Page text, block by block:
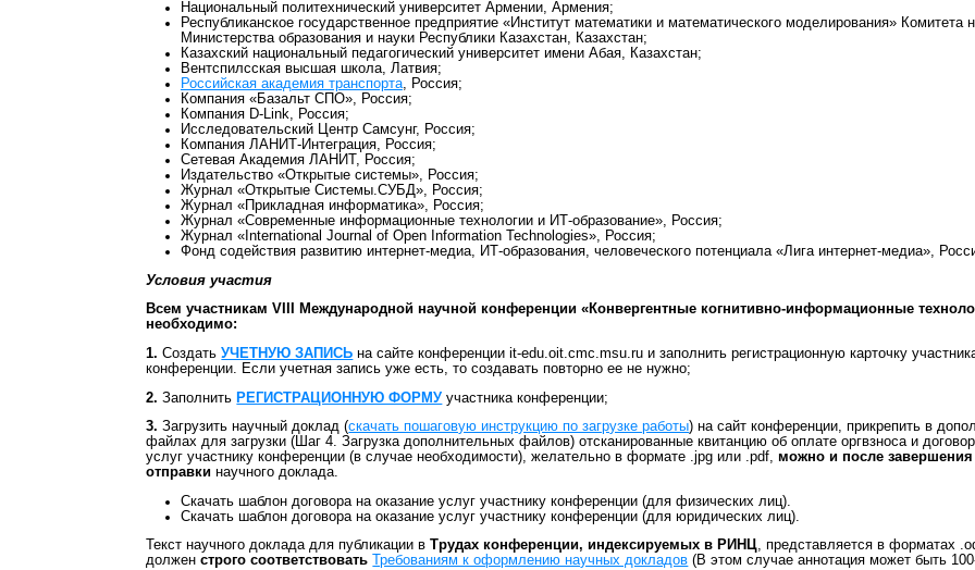
Национальный политехнический университет Армении, Армения;
Республиканское государственное предприятие «Институт математики и математического моделирования» Комитета
Министерства образования и науки Республики Казахстан, Казахстан;
Казахский национальный педагогический университет имени Абая, Казахстан;
Вентспилсская высшая школа, Латвия;
Российская академия транспорта, Россия;
Компания «Базальт СПО», Россия;
Компания D-Link, Россия;
Исследовательский Центр Самсунг, Россия;
Компания ЛАНИТ-Интеграция, Россия;
Сетевая Академия ЛАНИТ, Россия;
Издательство «Открытые системы», Россия;
Журнал «Открытые Системы.СУБД», Россия;
Журнал «Прикладная информатика», Россия;
Журнал «Современные информационные технологии и ИТ-образование», Россия;
Журнал «International Journal of Open Information Technologies», Россия;
Фонд содействия развитию интернет-медиа, ИТ-образования, человеческого потенциала «Лига интернет-медиа»,
Условия участия
Всем участникам VIII Международной научной конференции «Конвергентные когнитивно-информационные
необходимо:
1.СоздатьУЧЕТНУЮ ЗАПИСЬ на сайте конференции it-edu.oit.cmc.msu.ru и заполнить регистрационную карточку
конференции. Если учетная запись уже есть, то создавать повторно ее не нужно;
2. Заполнить РЕГИСТРАЦИОННУЮ ФОРМУ участника конференции;
3. Загрузить научный доклад (скачать пошаговую инструкцию по загрузке работы) на сайт конференции, прикрепить в
файлах для загрузки (Шаг 4. Загрузка дополнительных файлов) отсканированные квитанцию об оплате оргвзноса и
услуг участнику конференции (в случае необходимости), желательно в формате .jpg или .pdf,можно и после
отправки научного доклада.
Скачать шаблон договора на оказание услуг участнику конференции (для физических лиц).
Скачать шаблон договора на оказание услуг участнику конференции (для юридических лиц).
Текст научного доклада для публикации вТрудах конференции, индексируемых в РИНЦ, представляется в форматах
долженстрого соответствовать Требованиям к оформлению научных докладов (В этом случае аннотация может быть